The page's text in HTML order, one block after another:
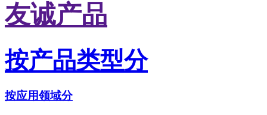
友诚产品
按产品类型分
按应用领域分